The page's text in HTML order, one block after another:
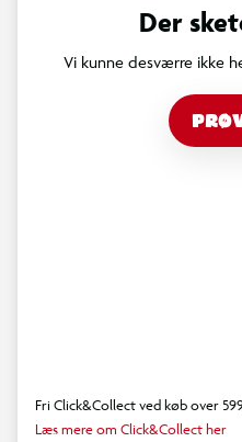
Der
Vi kunne desværre ikke
Fri Click&Collect ved køb over
Læs mere om Click&Collect her